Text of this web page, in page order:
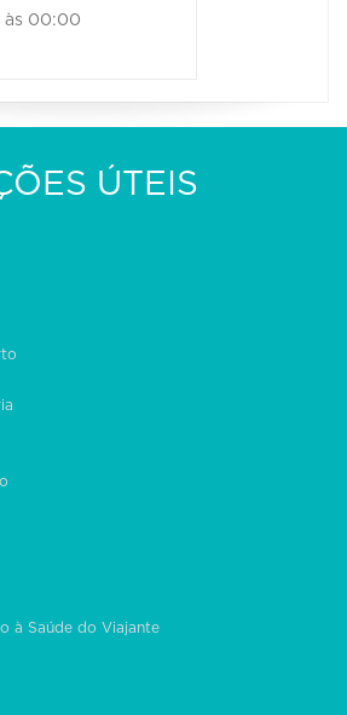
às 00:00
ÚTEIS
à Saúde do Viajante